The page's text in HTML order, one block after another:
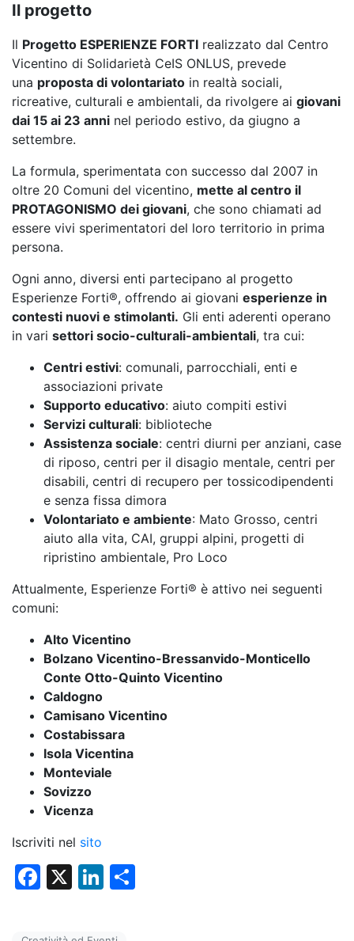
Il progetto
Il Progetto ESPERIENZE FORTI realizzato dal Centro
Vicentino di Solidarietà CeIS ONLUS, prevede
una proposta di volontariato in realtà sociali,
ricreative, culturali e ambientali, da rivolgere ai giovani
dai 15 ai 23 anni nel periodo estivo, da giugno a
settembre.
La formula, sperimentata con successo dal 2007 in
oltre 20 Comuni del vicentino, mette al centro il
PROTAGONISMO dei giovani, che sono chiamati ad
essere vivi sperimentatori del loro territorio in prima
persona.
Ogni anno, diversi enti partecipano al progetto
Esperienze Forti®, offrendo ai giovani esperienze in
contesti nuovi e stimolanti. Gli enti aderenti operano
in vari settori socio-culturali-ambientali, tra cui:
Centri estivi: comunali, parrocchiali, enti e
associazioni private
Supporto educativo: aiuto compiti estivi
Servizi culturali: biblioteche
Assistenza sociale: centri diurni per anziani, case
di riposo, centri per il disagio mentale, centri per
disabili, centri di recupero per tossicodipendenti
e senza fissa dimora
Volontariato e ambiente: Mato Grosso, centri
aiuto alla vita, CAI, gruppi alpini, progetti di
ripristino ambientale, Pro Loco
Attualmente, Esperienze Forti® è attivo nei seguenti
comuni:
Alto Vicentino
Bolzano Vicentino-Bressanvido-Monticello
Conte Otto-Quinto Vicentino
Caldogno
Camisano Vicentino
Costabissara
Isola Vicentina
Monteviale
Sovizzo
Vicenza
Iscriviti nel sito
F
X
Li